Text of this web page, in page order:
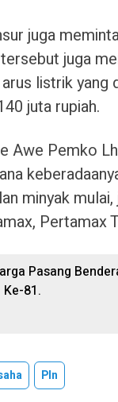
juga
juga
listrik yang
juta rupiah.
Awe Pemko
minyak
Pertamax
Pasang
81.
Pln